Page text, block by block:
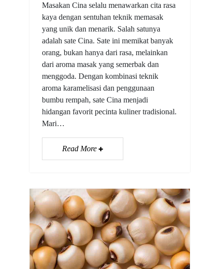
Masakan Cina selalu menawarkan cita rasa
kaya dengan sentuhan teknik memasak
yang unik dan menarik. Salah satunya
adalah sate Cina. Sate ini memikat banyak
orang, bukan hanya dari rasa, melainkan
dari aroma masak yang semerbak dan
menggoda. Dengan kombinasi teknik
aroma karamelisasi dan penggunaan
bumbu rempah, sate Cina menjadi
hidangan favorit pecinta kuliner tradisional.
Mari…
Read More